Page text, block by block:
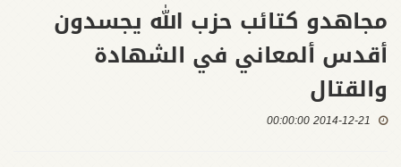
مجاهدو كتائب حزب الله يجسدون
أقدس ألمعاني في الشهادة
والقتال
2014-12-21 00:00:00